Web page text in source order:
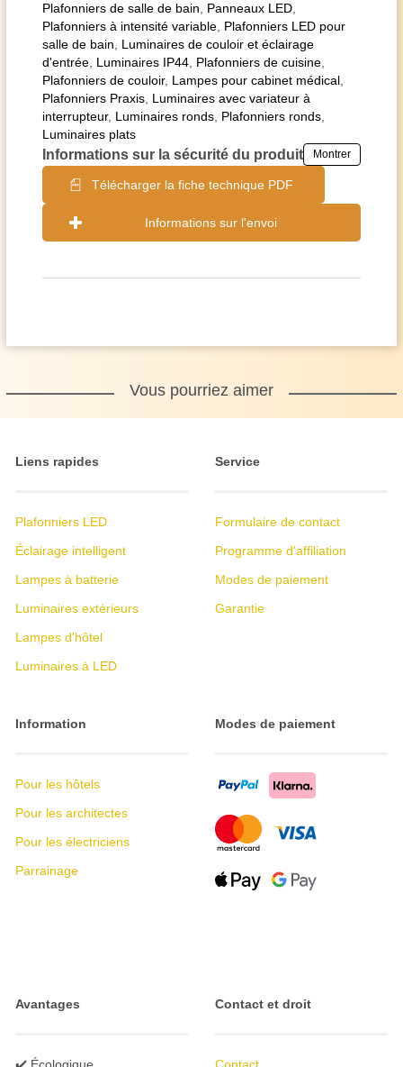
Plafonniers de salle de bain
Panneaux LED
Plafonniers à intensité variable Plafonniers LED pour
salle de bain
Luminaires de couloir et éclairage
d'entrée Luminaires IP44 Plafonniers de cuisine
Plafonniers de couloir, Lampes pour cabinet médical
Plafonniers Praxis Luminaires avec variateur à
interrupteur, Luminaires ronds Plafonniers ronds
Luminaires plats
Informations sur la sécurité du produit Montrer
Télécharger la fiche technique PDF
Informations sur l'envoi
Vous pourriez aimer
Liens rapides
Plafonniers LED
Éclairage intelligent
Lampes à batterie
Luminaires extérieurs
Lampes d'hôtel
Luminaires à LED
Service
Formulaire de contact
Programme d'affiliation
Modes de paiement
Garantie
Information
Pour les hôtels
Pour les architectes
Pour les électriciens
Parrainage
Modes de paiement
Avantages Contact et droit